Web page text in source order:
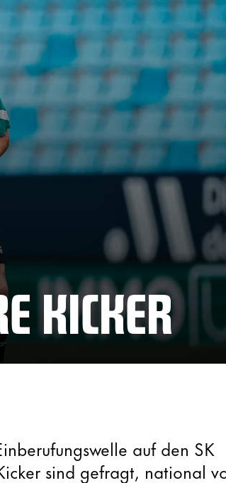
KICKER
auf den SK
sind gefragt, national